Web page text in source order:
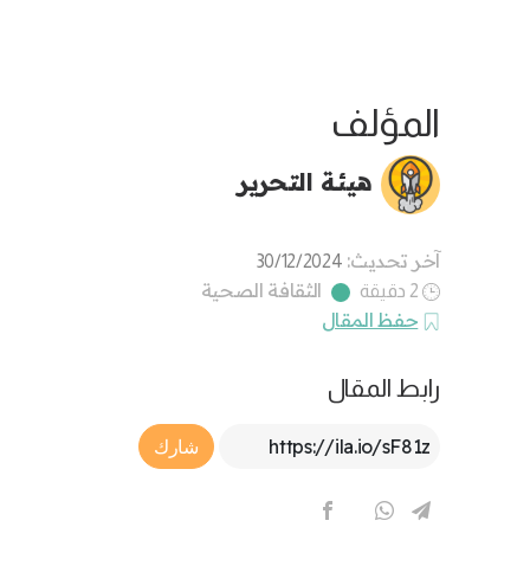
المؤلف
هيئة التحرير
آخر تحديث: 30/12/2024
2 دقيقة
الثقافة الصحية
حفظ المقال
رابط المقال
Article Link
شارك